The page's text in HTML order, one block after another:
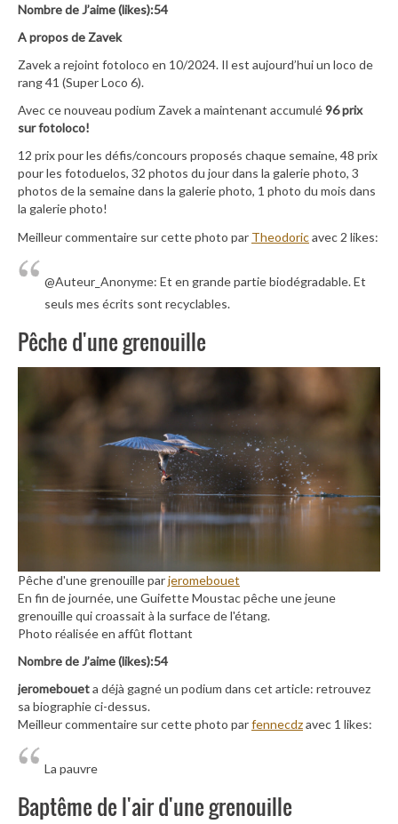
Nombre de J’aime (likes):54
A propos de Zavek
Zavek a rejoint fotoloco en 10/2024. Il est aujourd’hui un loco de
rang 41 (Super Loco 6).
Avec ce nouveau podium Zavek a maintenant accumulé96 prix
sur fotoloco!
12 prix pour les défis/concours proposés chaque semaine, 48 prix
pour les fotoduelos, 32 photos du jour dans la galerie photo, 3
photos de la semaine dans la galerie photo, 1 photo du mois dans
la galerie photo!
Meilleur commentaire sur cette photo par Theodoricavec 2 likes:
@Auteur_Anonyme: Et en grande partie biodégradable. Et
seuls mes écrits sont recyclables.
Pêche d'une grenouille
Pêche d'une grenouille parjeromebouet
En fin de journée, une Guifette Moustac pêche une jeune
grenouille qui croassait à la surface de l'étang.
Photo réalisée en affût flottant
Nombre de J’aime (likes):54
jeromeboueta déjà gagné un podium dans cet article: retrouvez
sa biographie ci-dessus.
Meilleur commentaire sur cette photo parfennecdzavec 1 likes:
La pauvre
Baptême de l'air d'une grenouille